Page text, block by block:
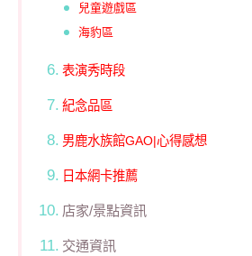
兒童遊戲區
海豹區
表演秀時段
紀念品區
男鹿水族館GAO|心得感想
日本網卡推薦
店家/景點資訊
交通資訊